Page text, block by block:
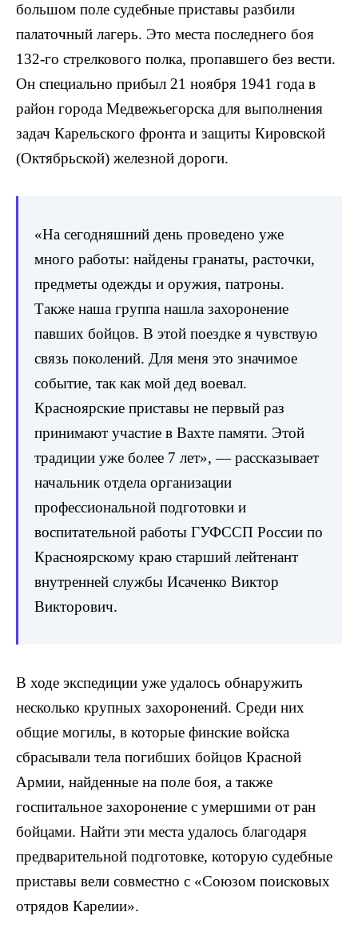
большом поле судебные приставы разбили
палаточный лагерь. Это места последнего боя
132-го стрелкового полка, пропавшего без вести.
Он специально прибыл 21 ноября 1941 года в
район города Медвежьегорска для выполнения
задач Карельского фронта и защиты Кировской
(Октябрьской) железной дороги.
«На сегодняшний день проведено уже
много работы: найдены гранаты, расточки,
предметы одежды и оружия, патроны.
Также наша группа нашла захоронение
павших бойцов. В этой поездке я чувствую
связь поколений. Для меня это значимое
событие, так как мой дед воевал.
Красноярские приставы не первый раз
принимают участие в Вахте памяти. Этой
традиции уже более 7 лет», — рассказывает
начальник отдела организации
профессиональной подготовки и
воспитательной работы ГУФССП России по
Красноярскому краю старший лейтенант
внутренней службы Исаченко Виктор
Викторович.
В ходе экспедиции уже удалось обнаружить
несколько крупных захоронений. Среди них
общие могилы, в которые финские войска
сбрасывали тела погибших бойцов Красной
Армии, найденные на поле боя, а также
госпитальное захоронение с умершими от ран
бойцами. Найти эти места удалось благодаря
предварительной подготовке, которую судебные
приставы вели совместно с «Союзом поисковых
отрядов Карелии».